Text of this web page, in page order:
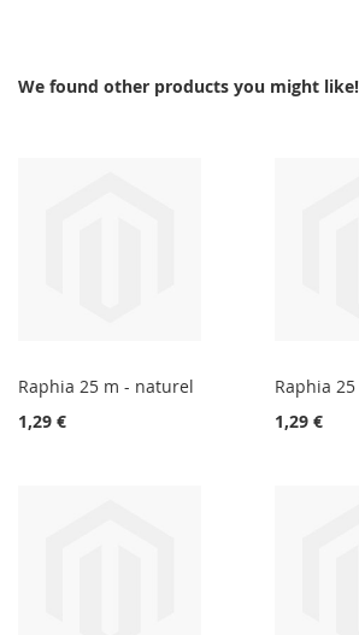
We found other products you might like!
Raphia 25 m - naturel
1,29 €
Raphia
1,29 €